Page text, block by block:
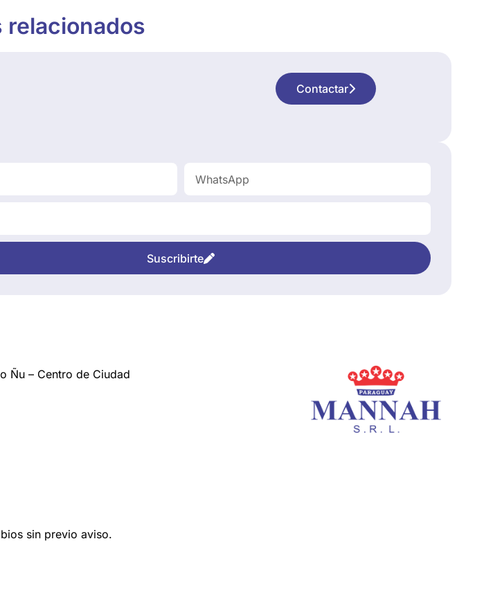
relacionados
Contactar
Suscribirte
Ñu – Centro de Ciudad
sin previo aviso.